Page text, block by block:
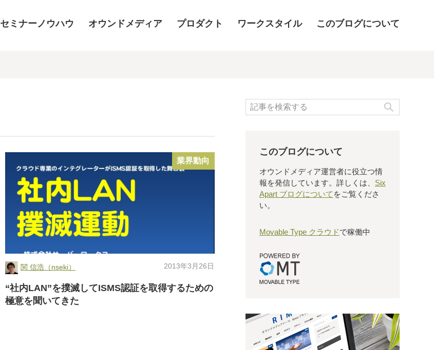
セミナーノウハウ オウンドメディア プロダクト ワークスタイル このブログについて
業界動向
関 信浩（nseki） 2013年3月26日
“社内LAN”を撲滅してISMS認証を取得するための
極意を聞いてきた
このブログについて
オウンドメディア運営者に役立つ情
報を発信しています。詳しくは、 Six
Apart ブログについて をご覧くださ
い。
Movable Type クラウドで稼働中